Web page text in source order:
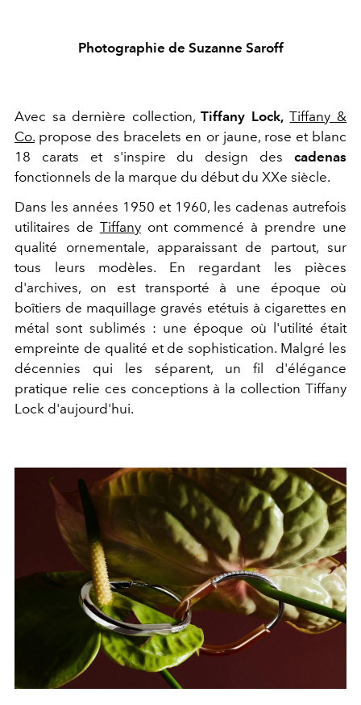
Photographie de Suzanne Saroff
Avec sa dernière collection,Tiffany Lock, Tiffany &
Co. propose des bracelets en or jaune, rose et blanc
18 carats et s'inspire du design des cadenas
fonctionnels de la marque du début du XXe siècle.
Dans les années 1950 et 1960, les cadenas autrefois
utilitaires de Tiffanyont commencé à prendre une
qualité ornementale, apparaissant de partout, sur
tous leurs modèles. En regardant les pièces
d'archives, on est transporté à une époque où
boîtiers de maquillage gravés etétuis à cigarettes en
métal sont sublimés : une époque où l'utilité était
empreinte de qualité et de sophistication. Malgré les
décennies qui les séparent, un fil d'élégance
pratique relie ces conceptions à la collection Tiffany
Lock d'aujourd'hui.